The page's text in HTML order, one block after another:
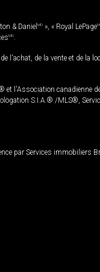
& Daniel MD », « Royal LePage
MD
l'achat, de la vente et de la
et l'Association canadienne
S.I.A.® /MLS®,
par Services immobiliers